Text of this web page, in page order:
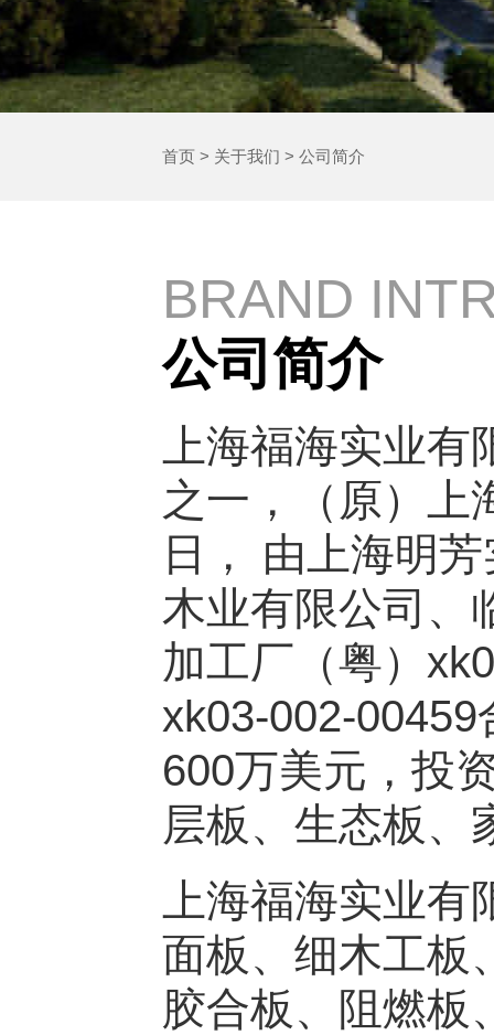
首页> 关于我们 > 公司简介
BRAND
公司简介
上海福海实业有
之一，（原）上
日， 由上海明
木业有限公司、
加工厂（粤）
xk03-002-
600万美元，投
层板、生态板、
上海福海实业有
面板、细木工板
胶合板、阻燃板